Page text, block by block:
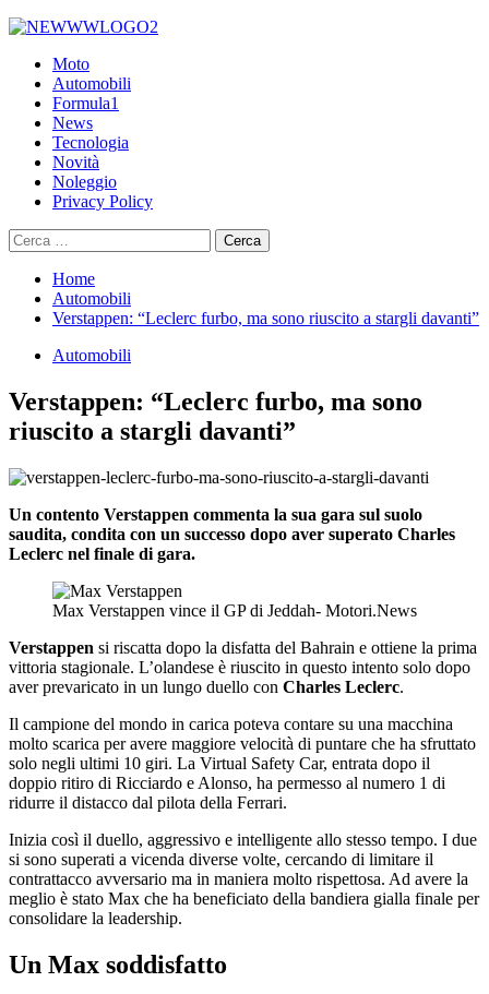
Primary
Moto
Automobili
Formula1
News
Tecnologia
Novità
Noleggio
Privacy Policy
Ricerca
per:
Home
Automobili
Verstappen: “Leclerc furbo, ma sono riuscito a stargli davanti”
Automobili
Verstappen: “Leclerc furbo, ma sono
riuscito a stargli davanti”
Un contento Verstappen commenta la sua gara sul suolo
saudita, condita con un successo dopo aver superato Charles
Leclerc nel finale di gara.
Max Verstappen vince il GP di Jeddah- Motori.News
Verstappen si riscatta dopo la disfatta del Bahrain e ottiene la prima
vittoria stagionale. L’olandese è riuscito in questo intento solo dopo
aver prevaricato in un lungo duello con Charles Leclerc.
Il campione del mondo in carica poteva contare su una macchina
molto scarica per avere maggiore velocità di puntare che ha sfruttato
solo negli ultimi 10 giri. La Virtual Safety Car, entrata dopo il
doppio ritiro di Ricciardo e Alonso, ha permesso al numero 1 di
ridurre il distacco dal pilota della Ferrari.
Inizia così il duello, aggressivo e intelligente allo stesso tempo. I due
si sono superati a vicenda diverse volte, cercando di limitare il
contrattacco avversario ma in maniera molto rispettosa. Ad avere la
meglio è stato Max che ha beneficiato della bandiera gialla finale per
consolidare la leadership.
Un Max soddisfatto